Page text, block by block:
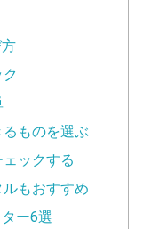
ものを選ぶ
ックする
もおすすめ
ー6選